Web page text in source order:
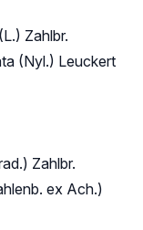
Zahlbr.
(Nyl.) Leuckert
Zahlbr.
ex Ach.)